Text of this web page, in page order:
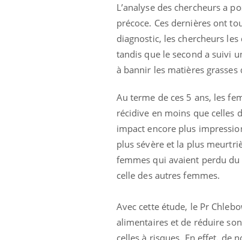
L’analyse des chercheurs a
précoce. Ces dernières ont
diagnostic, les chercheurs
tandis que le second a suivi
à bannir les matières
Au terme de ces 5 ans, les
récidive en moins que celles
impact encore plus
plus sévère et la plus
femmes qui avaient perdu
celle des autres femmes.
Avec cette étude, le Pr
alimentaires et de réduire
celles à risques. En effet, de
VIH : la fin du comprimé
tous les jours se profile-t-
elle enfin ?
Pourquoi votre ventre
gâche-t-il les premiers